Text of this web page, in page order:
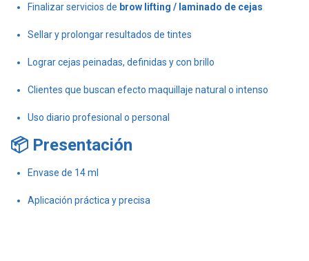
Finalizar servicios de brow lifting / laminado de cejas
Sellar y prolongar resultados de tintes
Lograr cejas peinadas, definidas y con brillo
Clientes que buscan efecto maquillaje natural o intenso
Uso diario profesional o personal
📦 Presentación
Envase de 14 ml
Aplicación práctica y precisa